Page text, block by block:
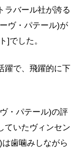
ラバール社が誇る
ヴ・パテール)が
]でした。
躍で、飛躍的に下
・パテール)の評
ていたヴィンセン
歯噛みしながら